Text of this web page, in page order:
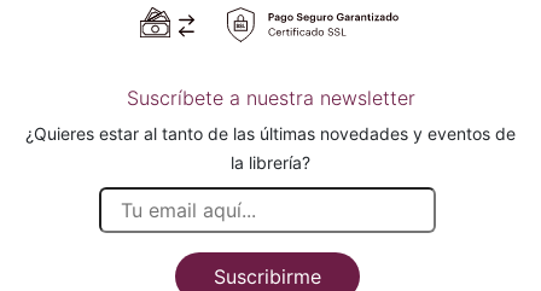
Suscríbete a nuestra newsletter
¿Quieres estar al tanto de las últimas novedades y eventos de
la librería?
Suscribirme